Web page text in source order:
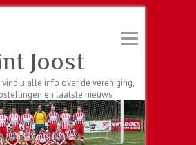
Joost
u alle info over de vereniging,
en laatste nieuws